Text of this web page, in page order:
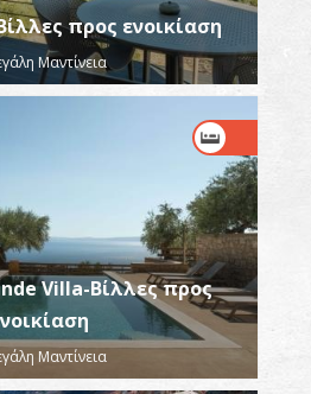
προς ενοικίαση
Μαντίνεια
Villa-Βίλλες προς
Μαντίνεια